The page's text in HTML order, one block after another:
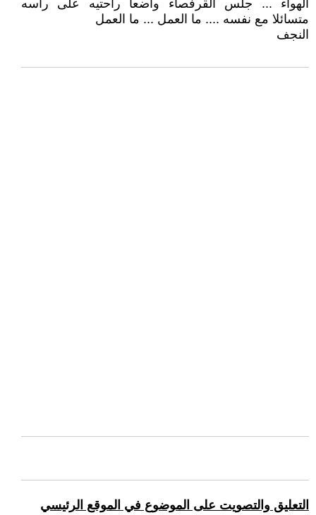
الهواء ... جلس القرفصاء واضعا راحتيه على رأسه
متسائلا مع نفسه .... ما العمل ... ما العمل
النجف
التعليق والتصويت على الموضوع في الموقع الرئيسي